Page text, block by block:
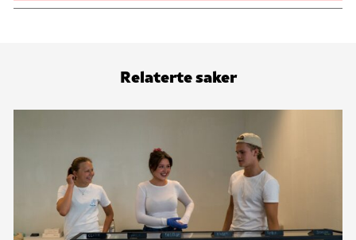
Relaterte saker